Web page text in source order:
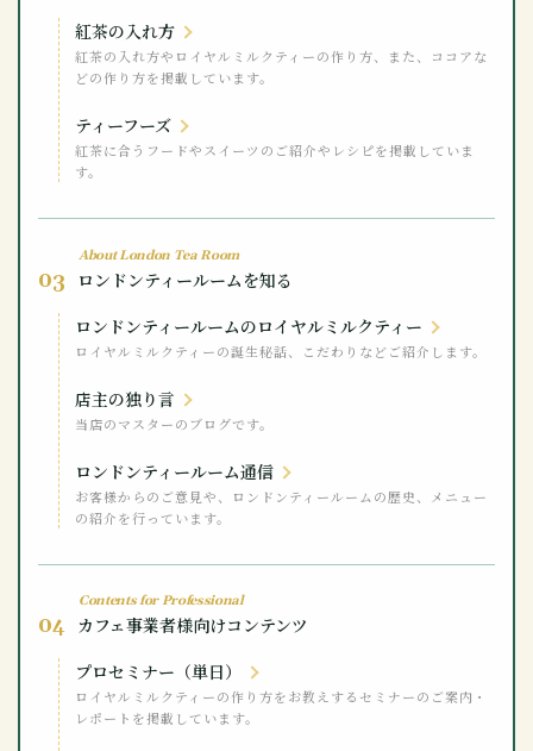
紅茶の入れ方
紅茶の入れ方やロイヤルミルクティーの作り方、また、ココアな
どの作り方を掲載しています。
ティーフーズ
紅茶に合うフードやスイーツのご紹介やレシピを掲載していま
す。
About London Tea Room
03
ロンドンティールームを知る
ロンドンティールームのロイヤルミルクティー
ロイヤルミルクティーの誕生秘話、こだわりなどご紹介します。
店主の独り言
当店のマスターのブログです。
ロンドンティールーム通信
お客様からのご意見や、ロンドンティールームの歴史、メニュー
の紹介を行っています。
Contents for Professional
04 カフェ事業者様向けコンテンツ
プロセミナー（単日）
ロイヤルミルクティーの作り方をお教えするセミナーのご案内・
レポートを掲載しています。